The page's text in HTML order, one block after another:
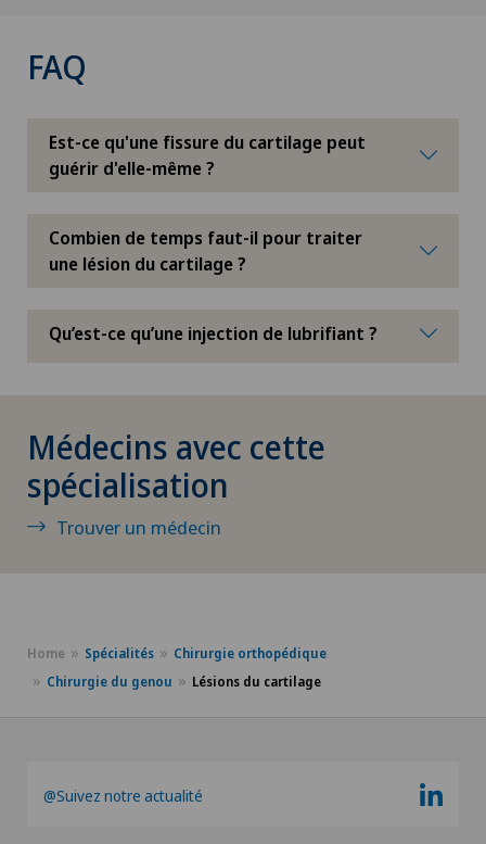
endovasculaires
Kinésiologie
Laboratoire
Luxation de l’épaule
Lyra Gait
FAQ
Est-ce qu'une fissure du cartilage peut
guérir d'elle-même ?
Combien de temps faut-il pour traiter
une lésion du cartilage ?
Qu’est-ce qu’une injection de lubrifiant ?
Médecins avec cette
spécialisation
Trouver un médecin
Home Spécialités
Chirurgie orthopédique
Chirurgie du genou
Lésions du cartilage
@Suivez notre actualité